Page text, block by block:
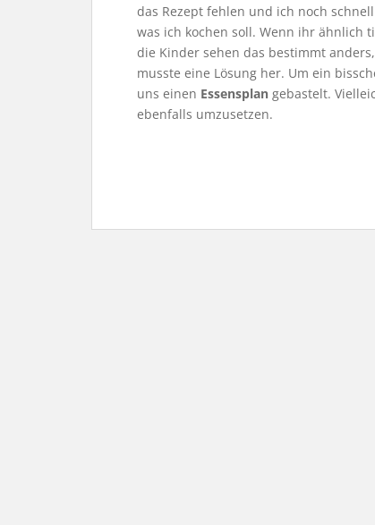
das Rezept fehlen und ich noch
was ich kochen soll. Wenn ihr ähnlich
die Kinder sehen das bestimmt
musste eine Lösung her. Um ein
uns einen Essensplan gebastelt.
ebenfalls umzusetzen.